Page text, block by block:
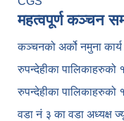
महत्वपूर्ण कञ्चन
कञ्चनको अर्को नमुना
रुपन्देहीका
रुपन्देहीका
वडा नं ३ का वडा अध्यक्ष